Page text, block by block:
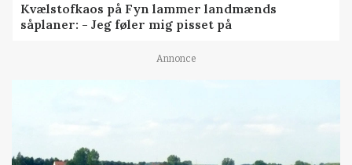
Kvælstofkaos på Fyn lammer landmænds
såplaner: - Jeg føler mig pisset på
Annonce